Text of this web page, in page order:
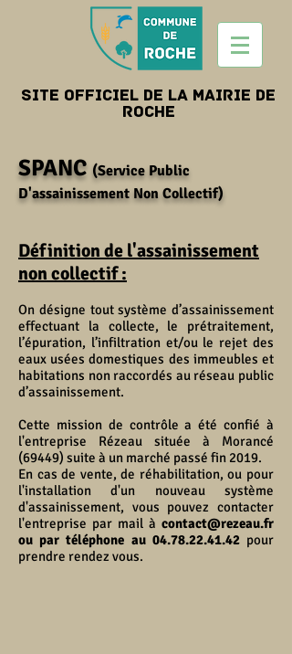
Site officiel de la mairie de
roche
SPANC (Service Public
D'assainissement Non Collectif)
Définition de l'assainissement
non collectif :
On désigne tout système d’assainissement
effectuant la collecte, le prétraitement,
l’épuration, l’infiltration et/ou le rejet des
eaux usées domestiques des immeubles et
habitations non raccordés au réseau public
d’assainissement.
Cette mission de contrôle a été confié à
l'entreprise Rézeau située à Morancé
(69449) suite à un marché passé fin 2019.
En cas de vente, de réhabilitation, ou pour
l'installation d'un nouveau système
d'assainissement, vous pouvez contacter
l'entreprise par mail à contact@rezeau.fr
ou par téléphone au 04.78.22.41.42 pour
prendre rendez vous.